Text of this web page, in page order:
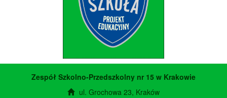
Zespół Szkolno-Przedszkolny nr 15 w Krakowie
ul. Grochowa 23, Kraków